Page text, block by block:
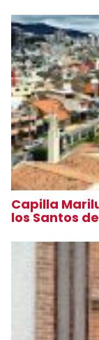
Capilla
los Santos